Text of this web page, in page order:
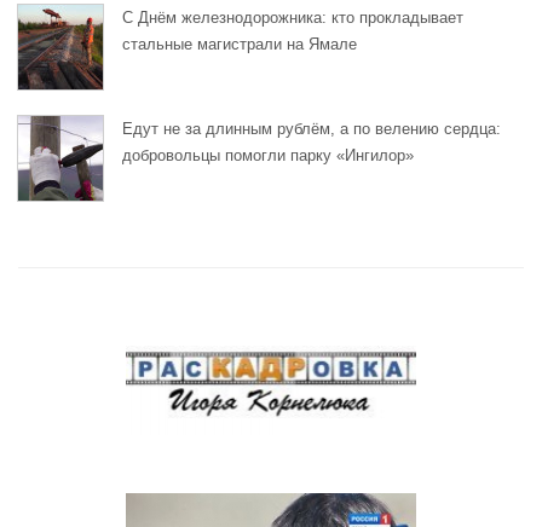
С Днём железнодорожника: кто прокладывает
стальные магистрали на Ямале
Едут не за длинным рублём, а по велению сердца:
добровольцы помогли парку «Ингилор»